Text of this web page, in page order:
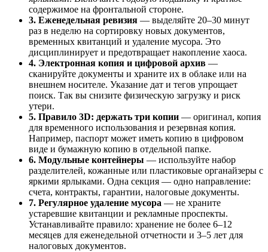
содержимое на фронтальной стороне.
3. Еженедельная ревизия — выделяйте 20–30 минут
раз в неделю на сортировку новых документов,
временных квитанций и удаление мусора. Это
дисциплинирует и предотвращает накопление хаоса.
4. Электронная копия и цифровой архив —
сканируйте документы и храните их в облаке или на
внешнем носителе. Указание дат и тегов упрощает
поиск. Так вы снизите физическую загрузку и риск
утери.
5. Правило 3D: держать три копии — оригинал, копия
для временного использования и резервная копия.
Например, паспорт может иметь копию в цифровом
виде и бумажную копию в отдельной папке.
6. Модульные контейнеры — используйте набор
разделителей, кожанные или пластиковые органайзеры с
яркими ярлыками. Одна секция — одно направление:
счета, контракты, гарантии, налоговые документы.
7. Регулярное удаление мусора — не храните
устаревшие квитанции и рекламные проспекты.
Устанавливайте правило: хранение не более 6–12
месяцев для еженедельной отчетности и 3–5 лет для
налоговых документов.